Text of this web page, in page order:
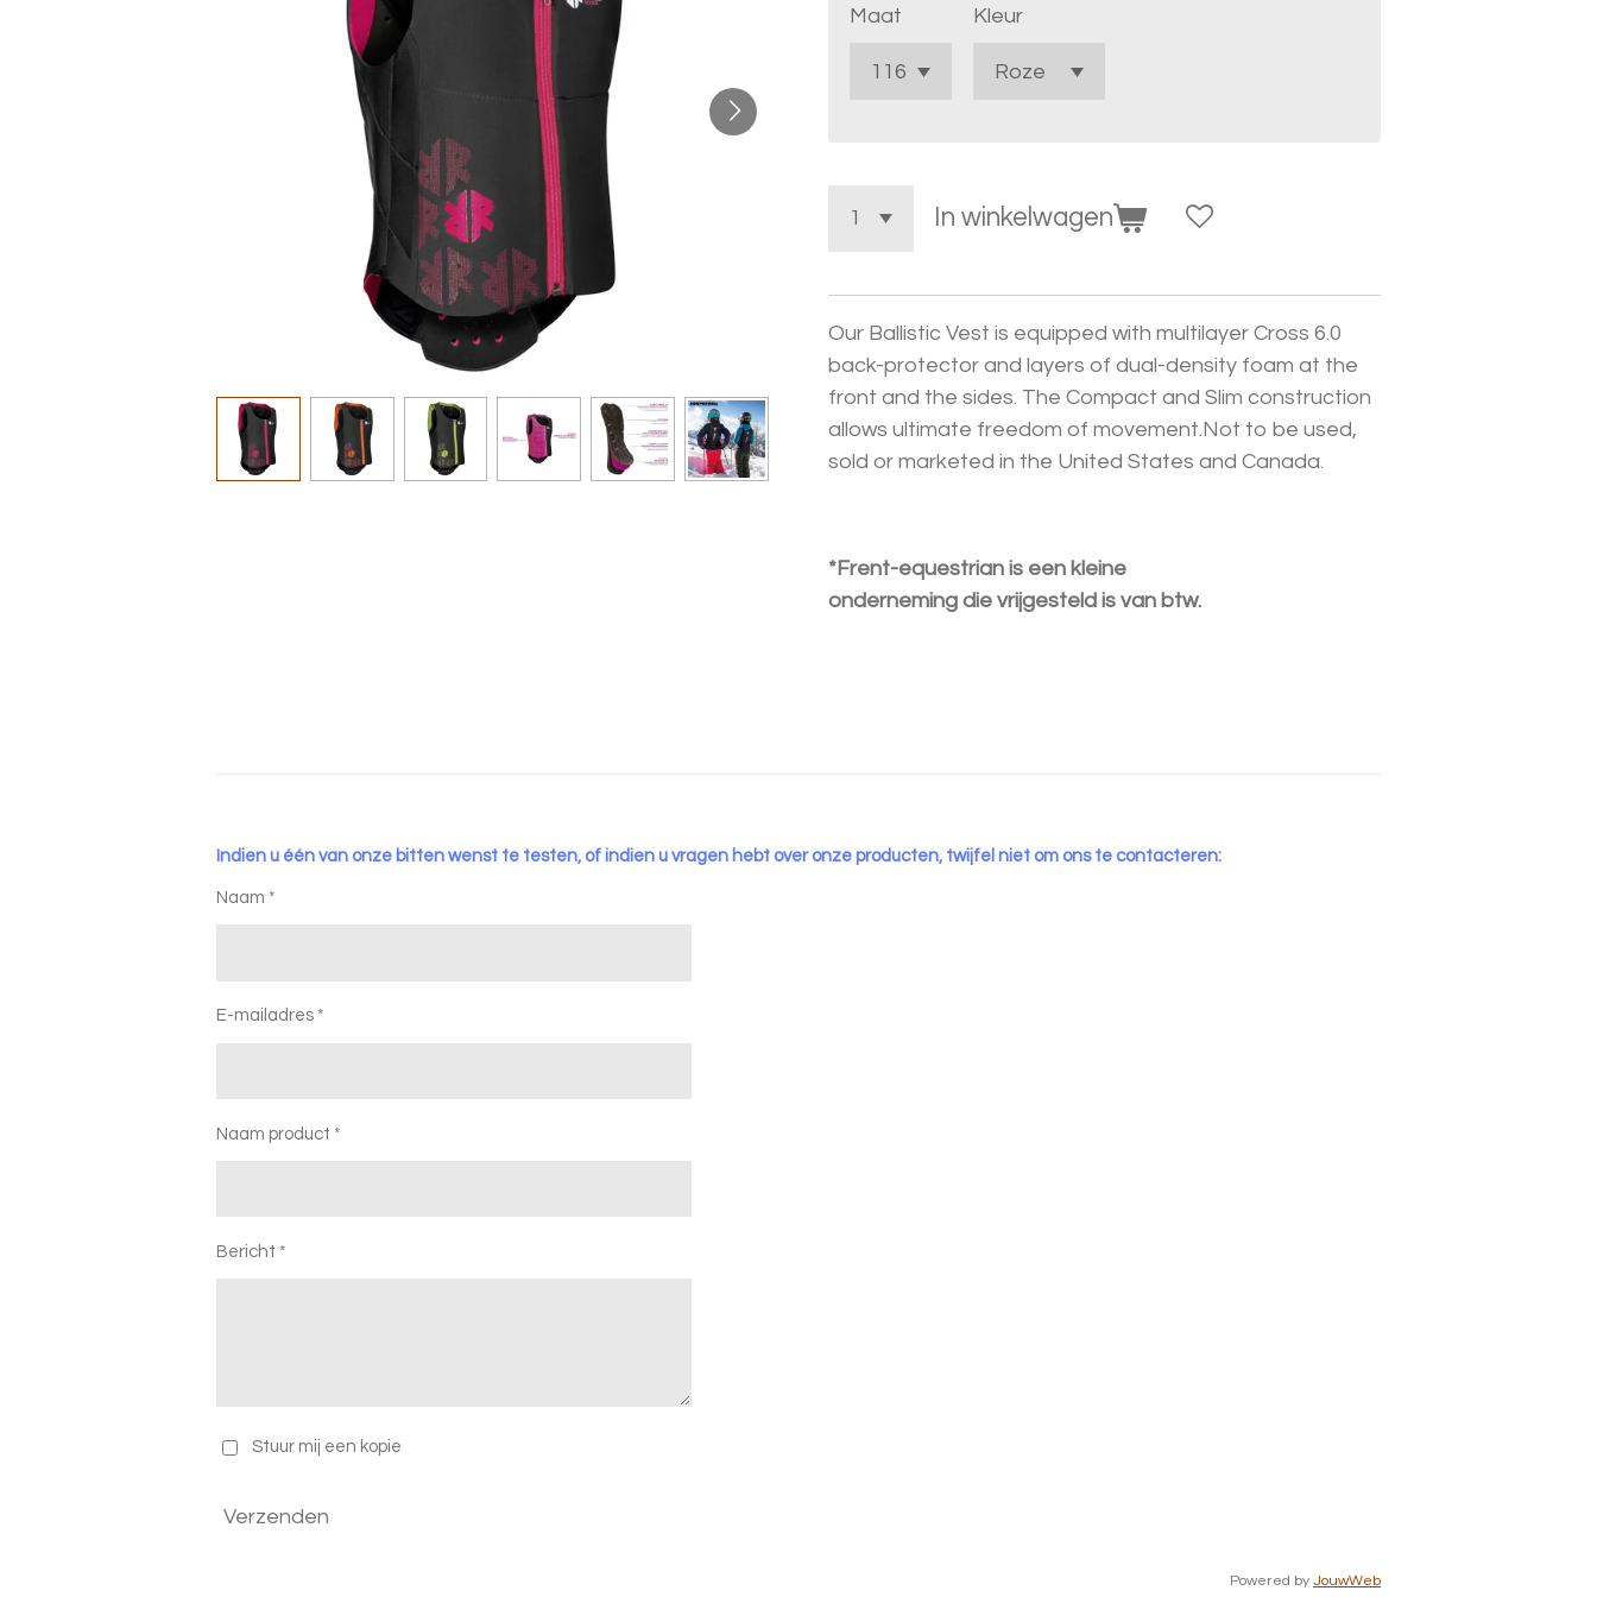
Maat Kleur
In winkelwagen
Our Ballistic Vest is equipped with multilayer Cross 6.0
back-protector and layers of dual-density foam at the
front and the sides. The Compact and Slim construction
allows ultimate freedom of movement.Not to be used,
sold or marketed in the United States and Canada.
*Frent-equestrian is een kleine
onderneming die vrijgesteld is van btw.
Indien u één van onze bitten wenst te testen, of indien u vragen hebt over onze producten, twijfel niet om ons te contacteren:
Naam *
E-mailadres *
Naam product *
Bericht *
Stuur mij een kopie
Verzenden
Powered by JouwWeb